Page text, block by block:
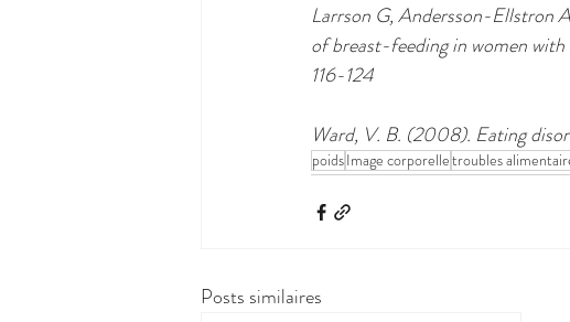
Larrson G, Andersson-Ellstron
of breast-feeding in women with
116-124
Ward, V. B. (2008). Eating
poidsImage corporelletroubles
Posts similaires